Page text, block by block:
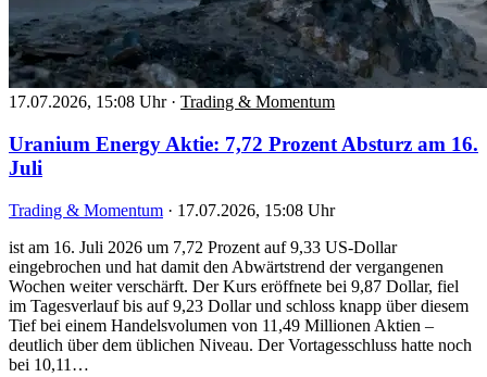
17.07.2026, 15:08 Uhr · Trading & Momentum
Uranium Energy Aktie: 7,72 Prozent Absturz am 16.
Juli
Trading & Momentum · 17.07.2026, 15:08 Uhr
ist am 16. Juli 2026 um 7,72 Prozent auf 9,33 US-Dollar
eingebrochen und hat damit den Abwärtstrend der vergangenen
Wochen weiter verschärft. Der Kurs eröffnete bei 9,87 Dollar, fiel
im Tagesverlauf bis auf 9,23 Dollar und schloss knapp über diesem
Tief bei einem Handelsvolumen von 11,49 Millionen Aktien –
deutlich über dem üblichen Niveau. Der Vortagesschluss hatte noch
bei 10,11…